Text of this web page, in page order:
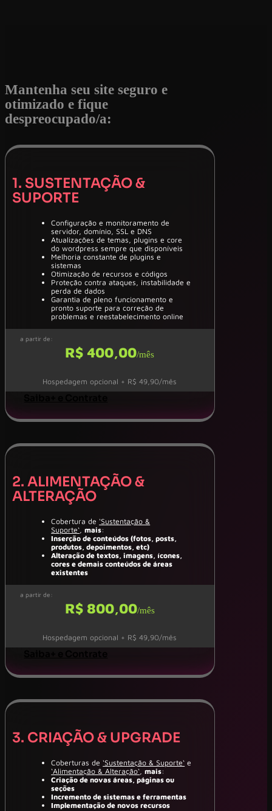
Mantenha seu site seguro e
otimizado e fique
despreocupado/a:
1. SUSTENTAÇÃO &
SUPORTE
Configuração e monitoramento de
servidor, domínio, SSL e DNS
Atualizações de temas, plugins e core
do wordpress sempre que disponíveis
Melhoria constante de plugins e
sistemas
Otimização de recursos e códigos
Proteção contra ataques, instabilidade e
perda de dados
Garantia de pleno funcionamento e
pronto suporte para correção de
problemas e reestabelecimento online
a partir de:
R$ 400,00/mês
Hospedagem opcional + R$ 49,90/mês
2. ALIMENTAÇÃO &
ALTERAÇÃO
Cobertura de‘Sustentação &
Suporte‘,mais:
Inserção de conteúdos (fotos, posts,
produtos, depoimentos, etc)
Alteração de textos, imagens, ícones,
cores e demais conteúdos de áreas
existentes
a partir de:
R$ 800,00/mês
Hospedagem opcional + R$ 49,90/mês
3. CRIAÇÃO & UPGRADE
Coberturas de‘Sustentação & Suporte‘ e
‘Alimentação & Alteração‘,mais:
Criação de novas áreas, páginas ou
seções
Incremento de sistemas e ferramentas
Implementação de novos recursos